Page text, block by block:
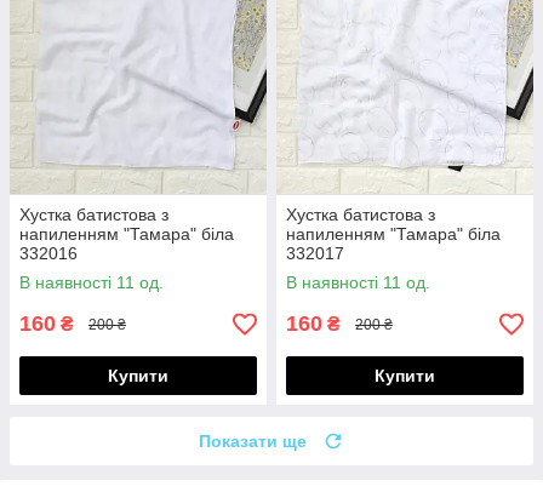
Хустка батистова з
напиленням "Тамара" біла
332016
В наявності 11 од.
160 ₴ 200 ₴
Купити
Хустка батистова з
напиленням "Тамара" біла
332017
В наявності 11 од.
160 ₴ 200 ₴
Купити
Показати ще